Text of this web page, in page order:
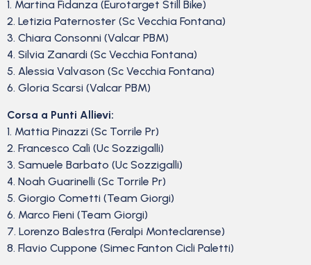
1. Martina Fidanza (Eurotarget Still Bike)
2. Letizia Paternoster (Sc Vecchia Fontana)
3. Chiara Consonni (Valcar PBM)
4. Silvia Zanardi (Sc Vecchia Fontana)
5. Alessia Valvason (Sc Vecchia Fontana)
6. Gloria Scarsi (Valcar PBM)
Corsa a Punti Allievi:
1. Mattia Pinazzi (Sc Torrile Pr)
2. Francesco Calì (Uc Sozzigalli)
3. Samuele Barbato (Uc Sozzigalli)
4. Noah Guarinelli (Sc Torrile Pr)
5. Giorgio Cometti (Team Giorgi)
6. Marco Fieni (Team Giorgi)
7. Lorenzo Balestra (Feralpi Monteclarense)
8. Flavio Cuppone (Simec Fanton Cicli Paletti)